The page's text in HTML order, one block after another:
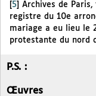
5
Archives de
registre du 10e
mariage a eu lieu le
protestante du nord
P.S. :
Œuvres